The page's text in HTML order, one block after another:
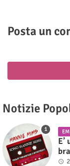
Posta un
Notizie